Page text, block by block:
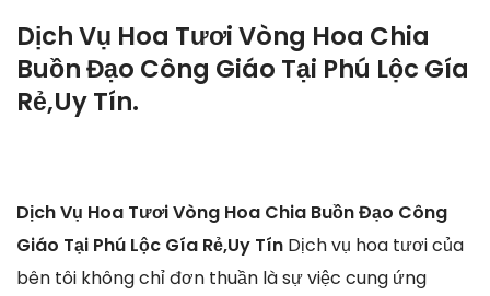
Dịch Vụ Hoa Tươi Vòng Hoa Chia
Buồn Đạo Công Giáo Tại Phú Lộc Gía
Rẻ,Uy Tín.
Dịch Vụ Hoa Tươi Vòng Hoa Chia Buồn Đạo Công
Giáo Tại Phú Lộc Gía Rẻ,Uy Tín Dịch vụ hoa tươi của
bên tôi không chỉ đơn thuần là sự việc cung ứng